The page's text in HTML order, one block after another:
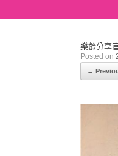
樂齡分享
Posted on
←